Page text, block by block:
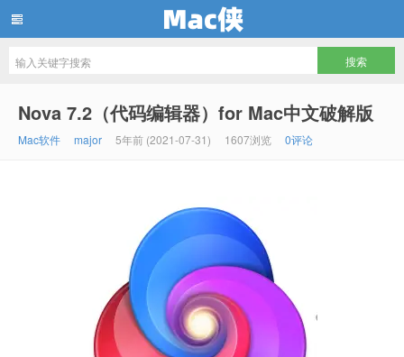
Nova 7.2（代码编辑器）for Mac中文破解版
Mac软件 major 5年前 (2021-07-31) 1607浏览 0评论